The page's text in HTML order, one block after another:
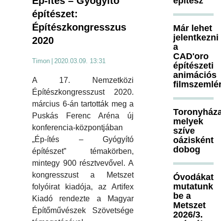
építészet:
Építészkongresszus
2020
Timon 2020.03.09. 13:31
A 17. Nemzetközi
Építészkongresszust 2020.
március 6-án tartották meg a
Puskás Ferenc Aréna új
konferencia-központjában
„Ép-ítés – Gyógyító
építészet” témakörben,
mintegy 900 résztvevővel. A
kongresszust a Metszet
folyóirat kiadója, az Artifex
Kiadó rendezte a Magyar
Építőművészek Szövetsége
Már lehet
jelentkezni
a
CAD'oro
építészeti
animációs
melyek
szíve
oázisként
dobog
Óvodákat
mutatunk
be a
Metszet
2026/3.